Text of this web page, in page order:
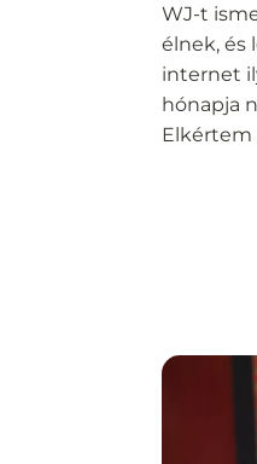
WJ-t
élnek, és
internet
hónapja
Elkértem